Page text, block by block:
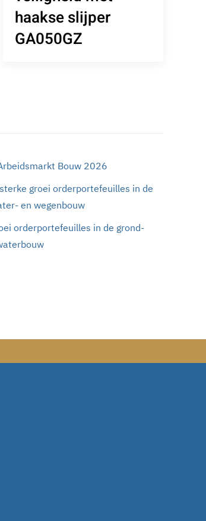
haakse slijper
GA050GZ
Bouw 2026
groei orderportefeuilles in de
en wegenbouw
orderportefeuilles in de grond-